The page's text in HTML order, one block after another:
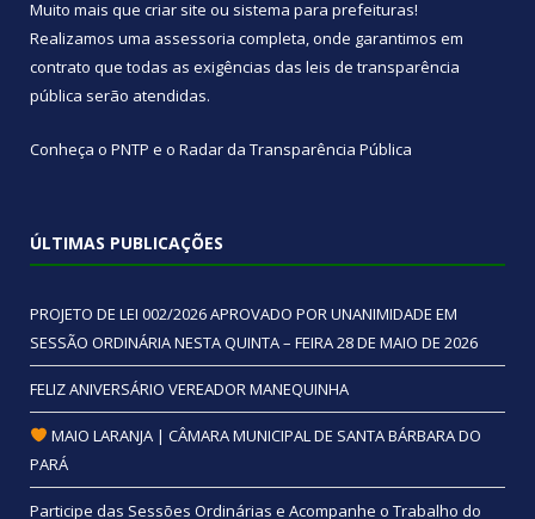
Muito mais que criar site ou sistema para prefeituras!
Realizamos uma assessoria completa, onde garantimos em
contrato que todas as exigências das leis de transparência
pública serão atendidas.
Conheça o PNTP e o Radar da Transparência Pública
ÚLTIMAS PUBLICAÇÕES
PROJETO DE LEI 002/2026 APROVADO POR UNANIMIDADE EM
SESSÃO ORDINÁRIA NESTA QUINTA – FEIRA 28 DE MAIO DE 2026
FELIZ ANIVERSÁRIO VEREADOR MANEQUINHA
MAIO LARANJA | CÂMARA MUNICIPAL DE SANTA BÁRBARA DO
PARÁ
Participe das Sessões Ordinárias e Acompanhe o Trabalho do